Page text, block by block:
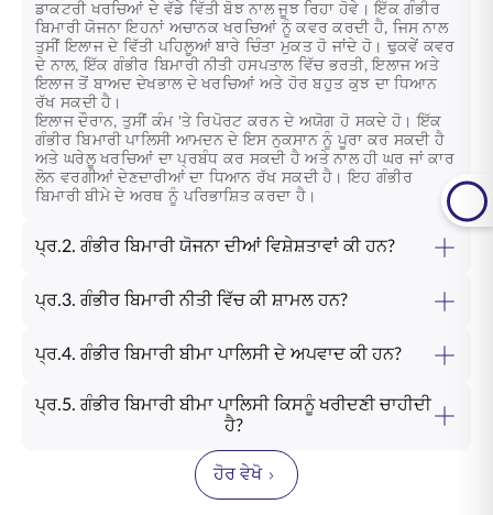
ਡਾਕਟਰੀ ਖਰਚਿਆਂ ਦੇ ਵੱਡੇ ਵਿੱਤੀ ਬੋਝ ਨਾਲ ਜੂਝ ਰਿਹਾ ਹੋਵੇ। ਇੱਕ ਗੰਭੀਰ
ਬਿਮਾਰੀ ਯੋਜਨਾ ਇਹਨਾਂ ਅਚਾਨਕ ਖਰਚਿਆਂ ਨੂੰ ਕਵਰ ਕਰਦੀ ਹੈ, ਜਿਸ ਨਾਲ
ਤੁਸੀਂ ਇਲਾਜ ਦੇ ਵਿੱਤੀ ਪਹਿਲੂਆਂ ਬਾਰੇ ਚਿੰਤਾ ਮੁਕਤ ਹੋ ਜਾਂਦੇ ਹੋ। ਢੁਕਵੇਂ ਕਵਰ
ਦੇ ਨਾਲ, ਇੱਕ ਗੰਭੀਰ ਬਿਮਾਰੀ ਨੀਤੀ ਹਸਪਤਾਲ ਵਿੱਚ ਭਰਤੀ, ਇਲਾਜ ਅਤੇ
ਇਲਾਜ ਤੋਂ ਬਾਅਦ ਦੇਖਭਾਲ ਦੇ ਖਰਚਿਆਂ ਅਤੇ ਹੋਰ ਬਹੁਤ ਕੁਝ ਦਾ ਧਿਆਨ
ਰੱਖ ਸਕਦੀ ਹੈ।
ਇਲਾਜ ਦੌਰਾਨ, ਤੁਸੀਂ ਕੰਮ 'ਤੇ ਰਿਪੋਰਟ ਕਰਨ ਦੇ ਅਯੋਗ ਹੋ ਸਕਦੇ ਹੋ। ਇੱਕ
ਗੰਭੀਰ ਬਿਮਾਰੀ ਪਾਲਿਸੀ ਆਮਦਨ ਦੇ ਇਸ ਨੁਕਸਾਨ ਨੂੰ ਪੂਰਾ ਕਰ ਸਕਦੀ ਹੈ
ਅਤੇ ਘਰੇਲੂ ਖਰਚਿਆਂ ਦਾ ਪ੍ਰਬੰਧ ਕਰ ਸਕਦੀ ਹੈ ਅਤੇ ਨਾਲ ਹੀ ਘਰ ਜਾਂ ਕਾਰ
ਲੋਨ ਵਰਗੀਆਂ ਦੇਣਦਾਰੀਆਂ ਦਾ ਧਿਆਨ ਰੱਖ ਸਕਦੀ ਹੈ। ਇਹ ਗੰਭੀਰ
ਬਿਮਾਰੀ ਬੀਮੇ ਦੇ ਅਰਥ ਨੂੰ ਪਰਿਭਾਸ਼ਿਤ ਕਰਦਾ ਹੈ।
ਪ੍ਰ.2. ਗੰਭੀਰ ਬਿਮਾਰੀ ਯੋਜਨਾ ਦੀਆਂ ਵਿਸ਼ੇਸ਼ਤਾਵਾਂ ਕੀ ਹਨ?
ਪ੍ਰ.3. ਗੰਭੀਰ ਬਿਮਾਰੀ ਨੀਤੀ ਵਿੱਚ ਕੀ ਸ਼ਾਮਲ ਹਨ?
ਪ੍ਰ.4. ਗੰਭੀਰ ਬਿਮਾਰੀ ਬੀਮਾ ਪਾਲਿਸੀ ਦੇ ਅਪਵਾਦ ਕੀ ਹਨ?
ਪ੍ਰ.5. ਗੰਭੀਰ ਬਿਮਾਰੀ ਬੀਮਾ ਪਾਲਿਸੀ ਕਿਸਨੂੰ ਖਰੀਦਣੀ ਚਾਹੀਦੀ
ਹੈ?
ਹੋਰ ਵੇਖੋ